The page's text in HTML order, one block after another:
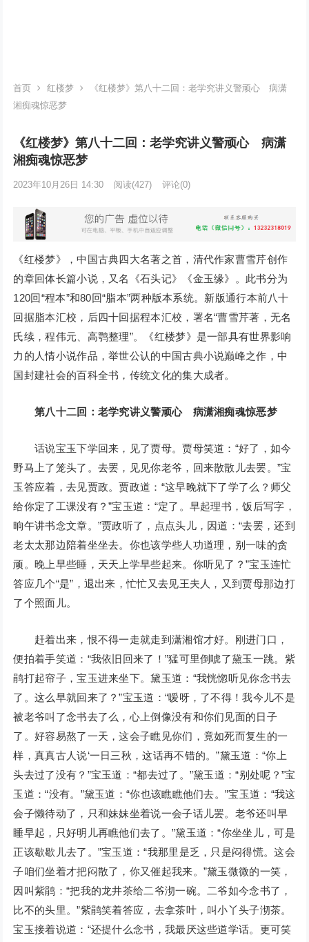
首页 红楼梦
《红楼梦》第八十二回：老学究讲义警顽心 病潇
湘痴魂惊恶梦
《红楼梦》第八十二回：老学究讲义警顽心 病潇
湘痴魂惊恶梦
2023年10月26日 14:30 阅读(427) 评论(0)
《红楼梦》，中国古典四大名著之首，清代作家曹雪芹创作
的章回体长篇小说，又名《石头记》《金玉缘》。此书分为
120回“程本”和80回“脂本”两种版本系统。新版通行本前八十
回据脂本汇校，后四十回据程本汇校，署名“曹雪芹著，无名
氏续，程伟元、高鹗整理”。《红楼梦》是一部具有世界影响
力的人情小说作品，举世公认的中国古典小说巅峰之作，中
国封建社会的百科全书，传统文化的集大成者。
第八十二回：老学究讲义警顽心 病潇湘痴魂惊恶梦
话说宝玉下学回来，见了贾母。贾母笑道：“好了，如今
野马上了笼头了。去罢，见见你老爷，回来散散儿去罢。”宝
玉答应着，去见贾政。贾政道：“这早晚就下了学了么？师父
给你定了工课没有？”宝玉道：“定了。早起理书，饭后写字，
晌午讲书念文章。”贾政听了，点点头儿，因道：“去罢，还到
老太太那边陪着坐坐去。你也该学些人功道理，别一味的贪
顽。晚上早些睡，天天上学早些起来。你听见了？”宝玉连忙
答应几个“是”，退出来，忙忙又去见王夫人，又到贾母那边打
了个照面儿。
赶着出来，恨不得一走就走到潇湘馆才好。刚进门口，
便拍着手笑道：“我依旧回来了！”猛可里倒唬了黛玉一跳。紫
鹃打起帘子，宝玉进来坐下。黛玉道：“我恍惚听见你念书去
了。这么早就回来了？”宝玉道：“嗳呀，了不得！我今儿不是
被老爷叫了念书去了么，心上倒像没有和你们见面的日子
了。好容易熬了一天，这会子瞧见你们，竟如死而复生的一
样，真真古人说‘一日三秋，这话再不错的。”黛玉道：“你上
头去过了没有？”宝玉道：“都去过了。”黛玉道：“别处呢？”宝
玉道：“没有。”黛玉道：“你也该瞧瞧他们去。”宝玉道：“我这
会子懒待动了，只和妹妹坐着说一会子话儿罢。老爷还叫早
睡早起，只好明儿再瞧他们去了。”黛玉道：“你坐坐儿，可是
正该歇歇儿去了。”宝玉道：“我那里是乏，只是闷得慌。这会
子咱们坐着才把闷散了，你又催起我来。”黛玉微微的一笑，
因叫紫鹃：“把我的龙井茶给二爷沏一碗。二爷如今念书了，
比不的头里。”紫鹃笑着答应，去拿茶叶，叫小丫头子沏茶。
宝玉接着说道：“还提什么念书，我最厌这些道学话。更可笑